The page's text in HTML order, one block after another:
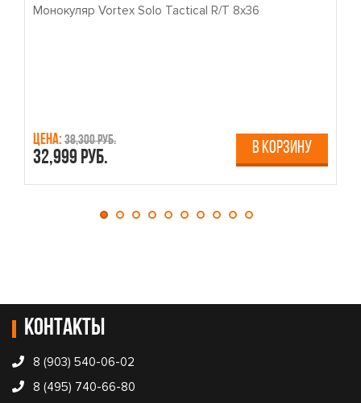
Монокуляр Vortex Solo Tactical R/T 8x36
Цена: 38,300 руб.
32,999 руб. В КОРЗИНУ
Контакты
8 (903) 540-06-02
8 (495) 740-66-80